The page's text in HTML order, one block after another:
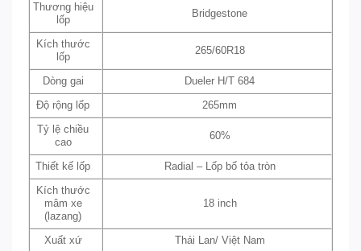
Thương hiệu
lốp
Bridgestone
Kích thước
lốp
265/60R18
Dòng gai Dueler H/T 684
Độ rộng lốp 265mm
Tỷ lệ chiều
cao
60%
Thiết kế lốp Radial – Lốp bố tỏa tròn
Kích thước
mâm xe
(lazang)
18 inch
Xuất xứ Thái Lan/ Việt Nam